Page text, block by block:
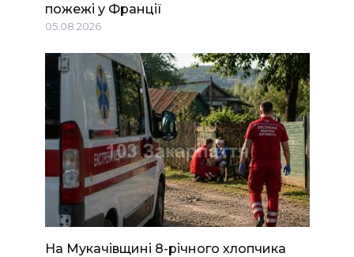
пожежі у Франції
05.08.2026
На Мукачівщині 8-річного хлопчика